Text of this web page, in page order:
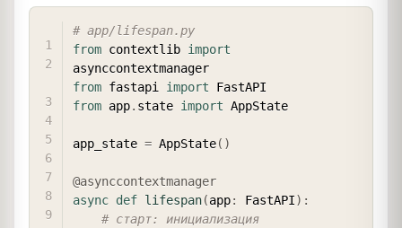
# app/lifespan.py
from contextlib import
from fastapi import
from app. state import AppState
app_state = AppState( )
@asynccontextmanager
async def lifespan(app: FastAPI) :
# старт: инициализация